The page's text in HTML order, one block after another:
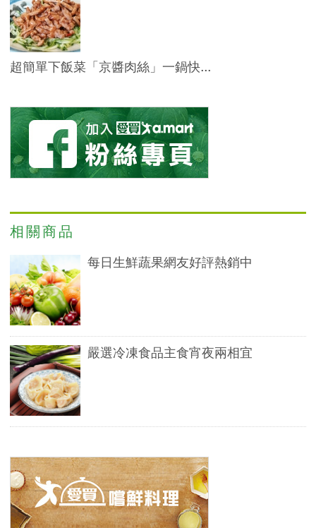
超簡單下飯菜「京醬肉絲」一鍋快...
相關商品
每日生鮮蔬果網友好評熱銷中
嚴選冷凍食品主食宵夜兩相宜